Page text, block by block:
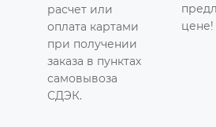
расчет или
оплата картами
при получении
заказа в пунктах
самовывоза
СДЭК.
цене!